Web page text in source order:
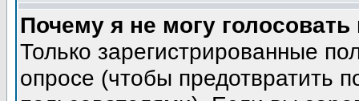
Почему я не могу голосовать
Только зарегистрированные
опросе (чтобы предотвратить